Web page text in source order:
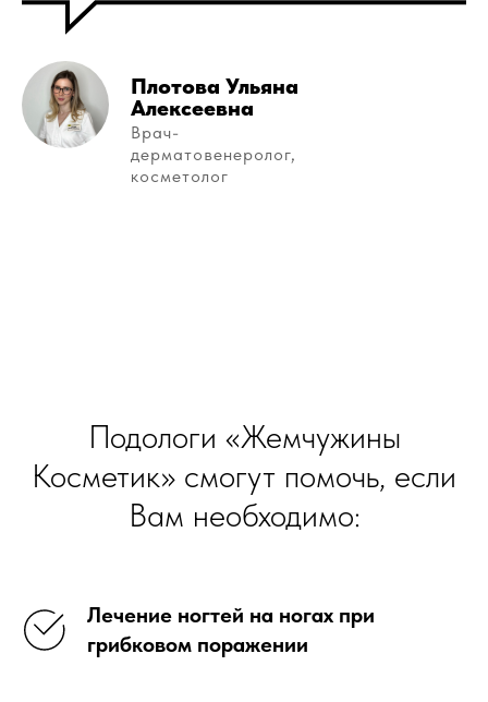
Плотова Ульяна
Алексеевна
Врач-
дерматовенеролог,
косметолог
Подологи «Жемчужины
Косметик» смогут помочь, если
Вам необходимо:
Лечение ногтей на ногах при
грибковом поражении